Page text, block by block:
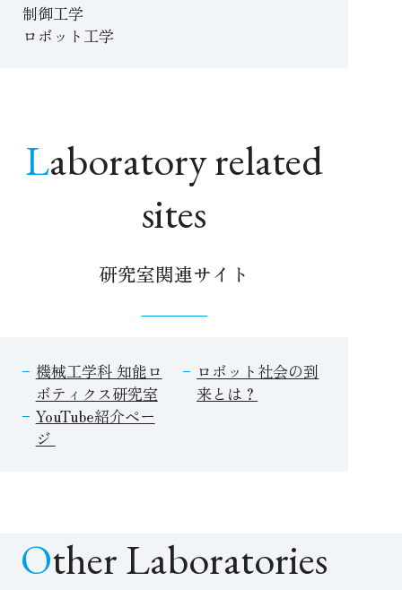
制御工学
ロボット工学
Laboratory related
sites
研究室関連サイト
機械工学科 知能ロ
ボティクス研究室
ロボット社会の到
来とは？
YouTube紹介ペー
ジ
Other Laboratories